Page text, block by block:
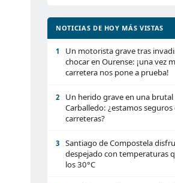
NOTICIAS DE HOY MÁS VISTAS
1
Un motorista grave tras
chocar en Ourense: ¡una vez
carretera nos pone a prueba!
2
Un herido grave en una brutal
Carballedo: ¿estamos
carreteras?
3
Santiago de Compostela
despejado con temperaturas
los 30°C